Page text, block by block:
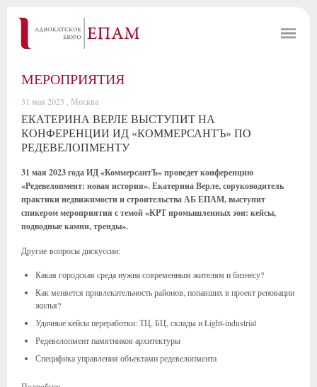
МЕРОПРИЯТИЯ
31 мая 2023 , Москва
ЕКАТЕРИНА ВЕРЛЕ ВЫСТУПИТ НА
КОНФЕРЕНЦИИ ИД «КОММЕРСАНТЪ» ПО
РЕДЕВЕЛОПМЕНТУ
31 мая 2023 года ИД «КоммерсантЪ» проведет конференцию
«Редевелопмент: новая история». Екатерина Верле, соруководитель
практики недвижимости и строительства АБ ЕПАМ, выступит
спикером мероприятия стемой «КРТ промышленных зон: кейсы,
подводные камни, тренды».
Другие вопросы дискуссии:
Какая городская среда нужна современным жителям и бизнесу?
Как меняется привлекательность районов, попавших в проект реновации
жилья?
Удачные кейсы переработки: ТЦ, БЦ, склады и Light-industrial
Редевелопмент памятников архитектуры
Специфика управления объектами редевелопмента